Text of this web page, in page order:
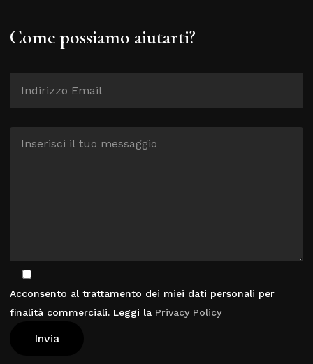
Come possiamo aiutarti?
Acconsento al trattamento dei miei dati personali per
finalità commerciali. Leggi la Privacy Policy